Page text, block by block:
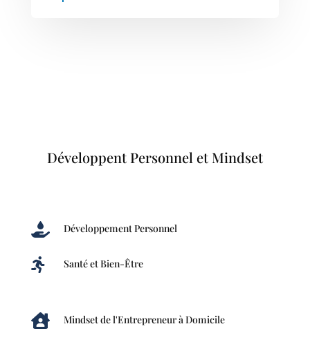
Développent Personnel et Mindset
 Développement Personnel
 Santé et Bien-Être
 Mindset de l'Entrepreneur à Domicile